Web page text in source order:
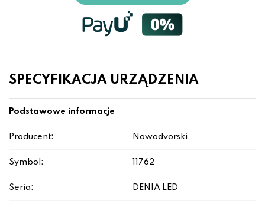
SPECYFIKACJA URZĄDZENIA
Podstawowe informacje
Producent: Nowodvorski
Symbol: 11762
Seria: DENIA LED